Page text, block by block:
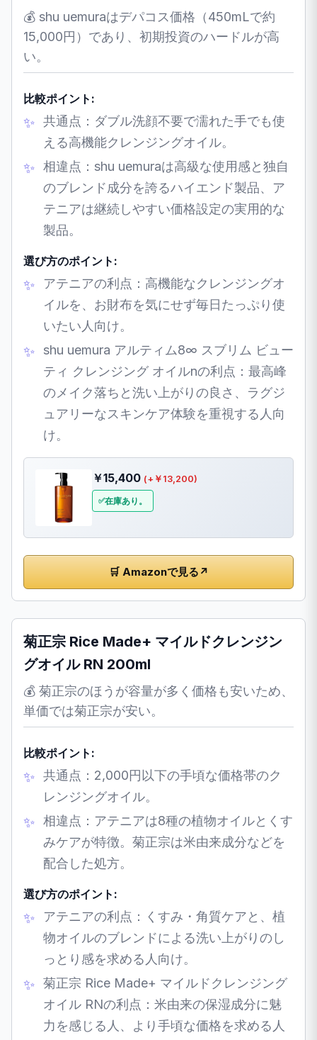
💰 shu uemuraはデパコス価格（450mLで約
15,000円）であり、初期投資のハードルが高
い。
比較ポイント:
共通点：ダブル洗顔不要で濡れた手でも使
える高機能クレンジングオイル。
相違点：shu uemuraは高級な使用感と独自
のブレンド成分を誇るハイエンド製品、ア
テニアは継続しやすい価格設定の実用的な
製品。
選び方のポイント:
アテニアの利点：高機能なクレンジングオ
イルを、お財布を気にせず毎日たっぷり使
いたい人向け。
shu uemura アルティム8∞ スブリム ビュー
ティ クレンジング オイルnの利点：最高峰
のメイク落ちと洗い上がりの良さ、ラグジ
ュアリーなスキンケア体験を重視する人向
け。
￥15,400 (+￥13,200)
在庫あり。
🛒 Amazonで見る ↗
菊正宗 Rice Made+ マイルドクレンジン
グオイル RN 200ml
💰 菊正宗のほうが容量が多く価格も安いため、
単価では菊正宗が安い。
比較ポイント:
共通点：2,000円以下の手頃な価格帯のク
レンジングオイル。
相違点：アテニアは8種の植物オイルとくす
みケアが特徴。菊正宗は米由来成分などを
配合した処方。
選び方のポイント:
アテニアの利点：くすみ・角質ケアと、植
物オイルのブレンドによる洗い上がりのし
っとり感を求める人向け。
菊正宗 Rice Made+ マイルドクレンジング
オイル RNの利点：米由来の保湿成分に魅
力を感じる人、より手頃な価格を求める人